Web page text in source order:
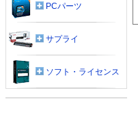
PCパーツ
サプライ
ソフト・ライセンス